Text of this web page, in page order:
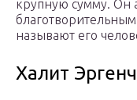
крупную сумму. Он
называют его
Халит Эргенч